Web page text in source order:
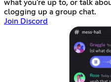
what you're up to, or talk
clogging up a group chat.
Join Discord